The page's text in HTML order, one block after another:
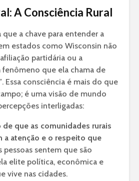
A Consciência Rural
que a chave para entender a
estados como Wisconsin não
partidária ou a
fenômeno que ela chama de
. Essa consciência é mais do que
é uma visão de mundo
interligadas:
de que as comunidades rurais
a atenção e o respeito que
pessoas sentem que são
elite política, econômica e
vive nas cidades.